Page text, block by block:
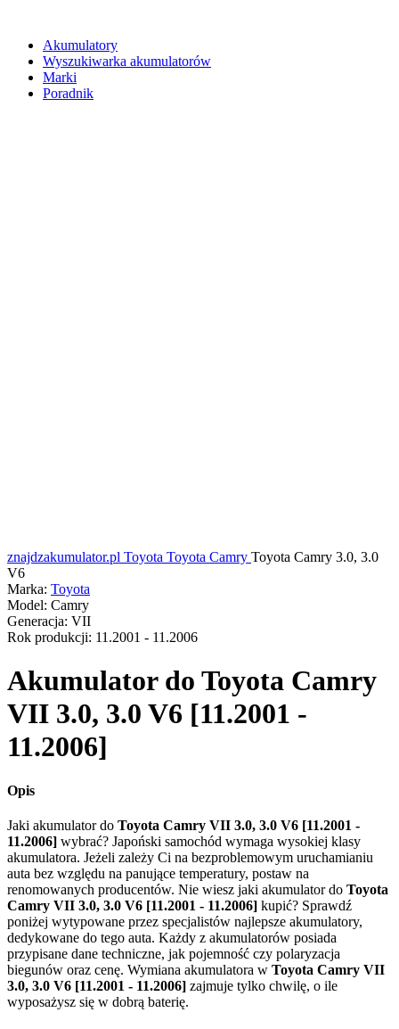
Akumulatory
Wyszukiwarka akumulatorów
Marki
Poradnik
znajdzakumulator.pl Toyota Toyota Camry Toyota Camry 3.0, 3.0
V6
Marka: Toyota
Model: Camry
Generacja: VII
Rok produkcji: 11.2001 - 11.2006
Akumulator do Toyota Camry
VII 3.0, 3.0 V6 [11.2001 -
11.2006]
Opis
Jaki akumulator do Toyota Camry VII 3.0, 3.0 V6 [11.2001 -
11.2006] wybrać? Japoński samochód wymaga wysokiej klasy
akumulatora. Jeżeli zależy Ci na bezproblemowym uruchamianiu
auta bez względu na panujące temperatury, postaw na
renomowanych producentów. Nie wiesz jaki akumulator do Toyota
Camry VII 3.0, 3.0 V6 [11.2001 - 11.2006] kupić? Sprawdź
poniżej wytypowane przez specjalistów najlepsze akumulatory,
dedykowane do tego auta. Każdy z akumulatorów posiada
przypisane dane techniczne, jak pojemność czy polaryzacja
biegunów oraz cenę. Wymiana akumulatora w Toyota Camry VII
3.0, 3.0 V6 [11.2001 - 11.2006] zajmuje tylko chwilę, o ile
wyposażysz się w dobrą baterię.